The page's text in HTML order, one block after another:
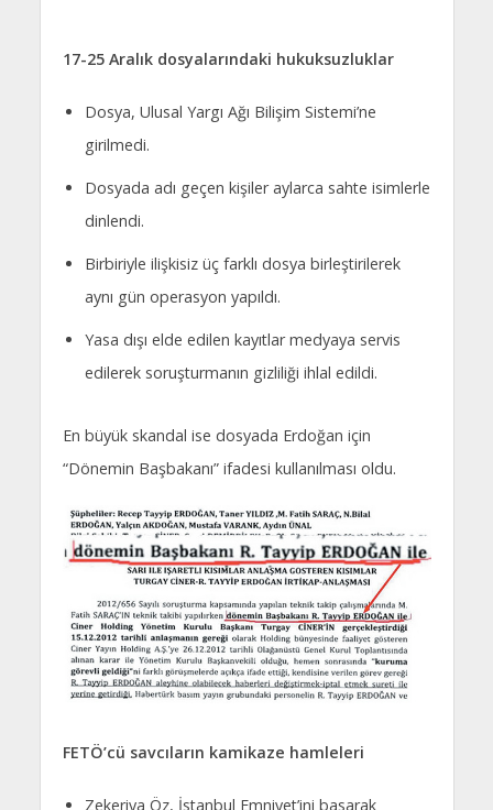
17-25 Aralık dosyalarındaki hukuksuzluklar
Dosya, Ulusal Yargı Ağı Bilişim Sistemi’ne
girilmedi.
Dosyada adı geçen kişiler aylarca sahte isimlerle
dinlendi.
Birbiriyle ilişkisiz üç farklı dosya birleştirilerek
aynı gün operasyon yapıldı.
Yasa dışı elde edilen kayıtlar medyaya servis
edilerek soruşturmanın gizliliği ihlal edildi.
En büyük skandal ise dosyada Erdoğan için
“Dönemin Başbakanı” ifadesi kullanılması oldu.
FETÖ’cü savcıların kamikaze hamleleri
Zekeriya Öz, İstanbul Emniyet’ini basarak